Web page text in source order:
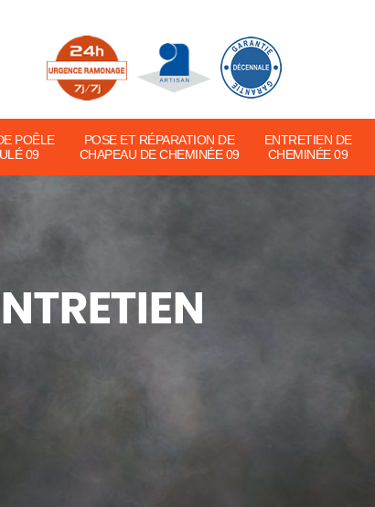
POÊLE
09
POSE ET RÉPARATION DE
CHAPEAU DE CHEMINÉE 09
ENTRETIEN DE
CHEMINÉE 09